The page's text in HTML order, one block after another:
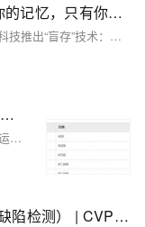
意图共鸣科技：AI记忆链的盲存——你的记忆，只有你能打开
你和AI的对话，平台真能“看不见”吗？意图共鸣科技推出“盲存”技术：数据本地加密后上传，密钥仅用户持有，云端仅存密文。平台变“数据保管员”，无法访问明文，隐私由架构保障而非承诺。用户完全掌控记忆——可查、可导、可删，跨设备同步同样安全。
智能运维+多模型服务能力，阿里云 RDS AI 助手旗舰版正式上线！
RDS AI 助手旗舰版在 RDS AI 助手专业版智能运维能力的基础上，提供灵活模型选择、智能模型路由、多模型灾备、API Key 集成等更自主可控、灵活便捷的模型服务，并支持纳管运维各类环境部署的数据库。
YOLO26如何涨点系列篇（NEU-DET缺陷检测） | CVPR2026 DEGConv方向引导边缘门控，破解细长裂缝检测难题 ，实现涨点